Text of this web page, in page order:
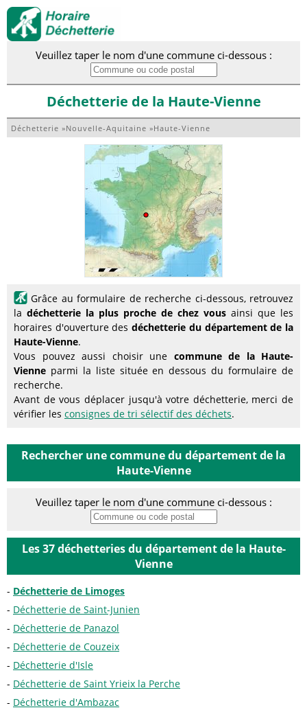
Veuillez taper le nom d'une commune ci-dessous :
Déchetterie de la Haute-Vienne
Déchetterie »Nouvelle-Aquitaine »Haute-Vienne
Grâce au formulaire de recherche ci-dessous, retrouvez
la déchetterie la plus proche de chez vous ainsi que les
horaires d'ouverture desdéchetterie du département de la
Haute-Vienne.
Vous pouvez aussi choisir une commune de la Haute-
Vienne parmi la liste située en dessous du formulaire de
recherche.
Avant de vous déplacer jusqu'à votre déchetterie, merci de
vérifier les consignes de tri sélectif des déchets.
Rechercher une commune du département de la
Haute-Vienne
Veuillez taper le nom d'une commune ci-dessous :
Les 37 déchetteries du département de la Haute-
Vienne
Déchetterie de Limoges
Déchetterie de Saint-Junien
Déchetterie de Panazol
Déchetterie de Couzeix
Déchetterie d'Isle
Déchetterie de Saint Yrieix la Perche
Déchetterie d'Ambazac